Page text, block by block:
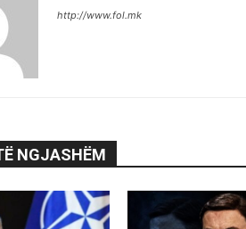
http://www.fol.mk
NGJASHËM